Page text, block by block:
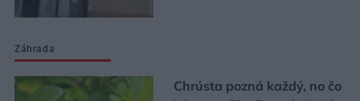
Záhrada
Chrústa pozná každý, no čo